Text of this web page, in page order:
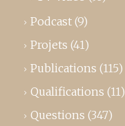
Podcast (9)
Projets (41)
Publications (115)
Qualifications (11)
Questions (347)